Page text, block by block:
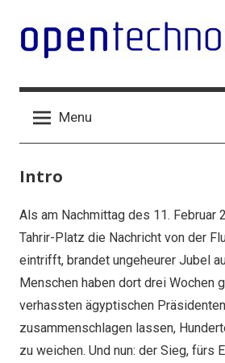
content
Open
Technosphere
eine
Menu
Intro
Als am Nachmittag des 11. Februar
Tahrir-Platz die Nachricht von der
eintrifft, brandet ungeheurer Jubel
Menschen haben dort drei Wochen
verhassten ägyptischen
zusammenschlagen lassen,
zu weichen. Und nun: der Sieg, fürs